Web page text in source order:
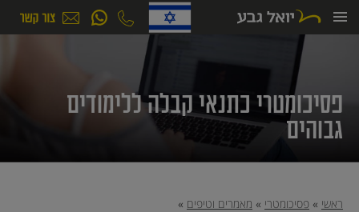
לתוכן
פסיכומטרי כתנאי קבלה ללימודים
גבוהים
ראשי » פסיכומטרי » מאמרים וטיפים »